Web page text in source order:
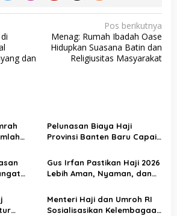
dan
Pos berikutnya
Menag: Rumah Ibadah Oase
Hidupkan Suasana Batin dan
Religiusitas Masyarakat
Pelunasan Biaya Haji
Provinsi Banten Baru Capai
Gus Irfan Pastikan Haji 2026
Lebih Aman, Nyaman, dan
Menteri Haji dan Umroh RI
Sosialisasikan Kelembagaan